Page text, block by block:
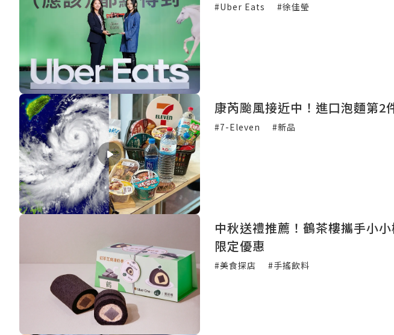
#Uber Eats #徐佳瑩
康芮颱風接近中！進口泡麵第2
#7-Eleven #新品
中秋送禮推薦！鶴茶樓攜手小
限定優惠
#美食探店 #手搖飲料